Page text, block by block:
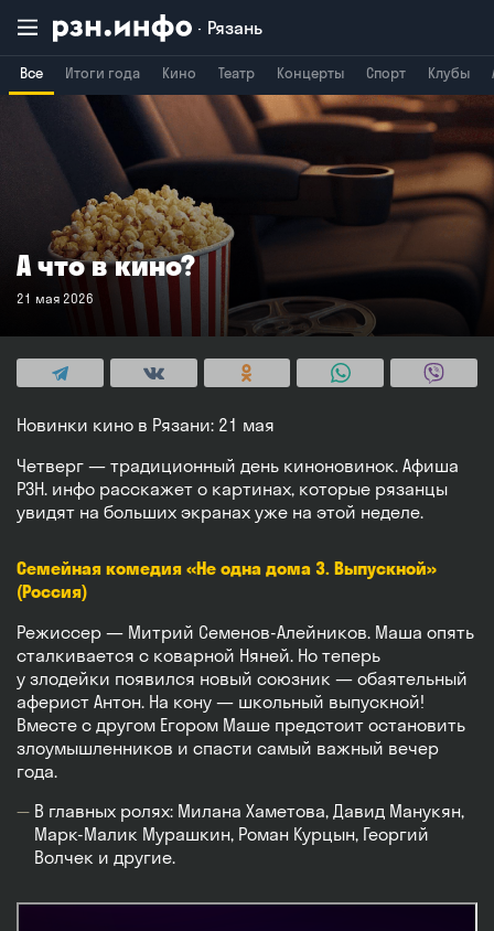
Рязань
Все Итоги года Кино Театр Концерты Спорт Клубы
Владимир Брянск
А что в кино?
21 мая 2026
Новинки кино в Рязани: 21 мая
Четверг — традиционный день киноновинок. Афиша
РЗН. инфо расскажет о картинах, которые рязанцы
увидят на больших экранах уже на этой неделе.
Семейная комедия «Не одна дома 3. Выпускной»
(Россия)
Режиссер — Митрий Семенов-Алейников. Маша опять
сталкивается с коварной Няней. Но теперь
у злодейки появился новый союзник — обаятельный
аферист Антон. На кону — школьный выпускной!
Вместе с другом Егором Маше предстоит остановить
злоумышленников и спасти самый важный вечер
года.
В главных ролях: Милана Хаметова, Давид Манукян,
Марк-Малик Мурашкин, Роман Курцын, Георгий
Волчек и другие.